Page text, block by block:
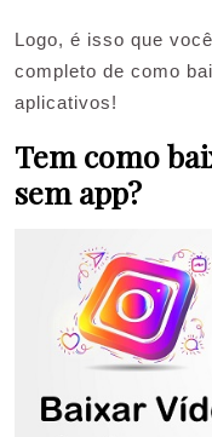
Logo, é isso que
completo de como
aplicativos!
Tem como
sem app?